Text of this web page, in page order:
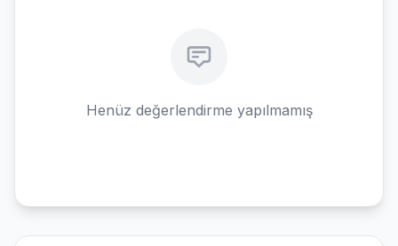
Henüz değerlendirme yapılmamış